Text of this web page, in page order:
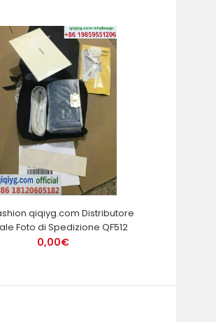
qiqiyg.com Distributore
Foto di Spedizione QF512
0,00€